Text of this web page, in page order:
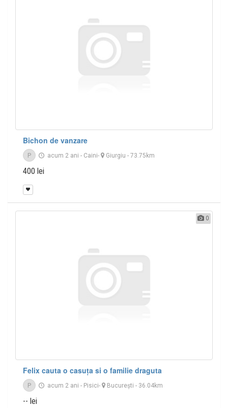
Bichon de vanzare
P acum 2 ani - Caini- Giurgiu - 73.75km
400 lei
0
Felix cauta o casuța si o familie draguta
P acum 2 ani - Pisici- București - 36.04km
-- lei